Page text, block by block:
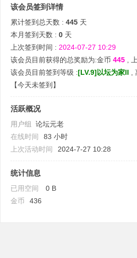
该会员签到详情
累计签到总天数 : 445 天
本月签到天数 : 0 天
上次签到时间 : 2024-07-27 10:29
该会员目前获得的总奖励为:金币 445 ,
该会员目前签到等级 :[LV.9]以坛为家II ,
【今天未签到 】
活跃概况
用户组 论坛元老
在线时间
83 小时
上次活动时间
2024-7-27 10:28
统计信息
已用空间 0 B
金币
436